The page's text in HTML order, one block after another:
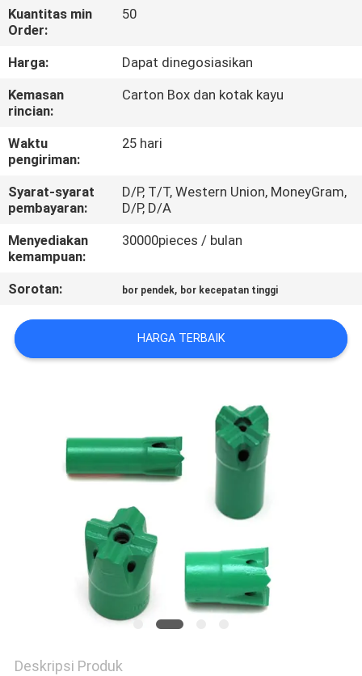
KONTROL
KUALITAS
HUBUNGI
KAMI
PERMINTAAN
PENAWARAN
SITEMAP
POLICY
Kuantitas min
Order:
50
Harga:
Dapat dinegosiasikan
Kemasan
rincian:
Carton Box dan kotak kayu
Waktu
pengiriman:
25 hari
Syarat-syarat
pembayaran:
D/P, T/T, Western Union, MoneyGram,
D/P, D/A
Menyediakan
kemampuan:
30000pieces / bulan
Sorotan: bor pendek, bor kecepatan tinggi
HARGA TERBAIK
Deskripsi Produk